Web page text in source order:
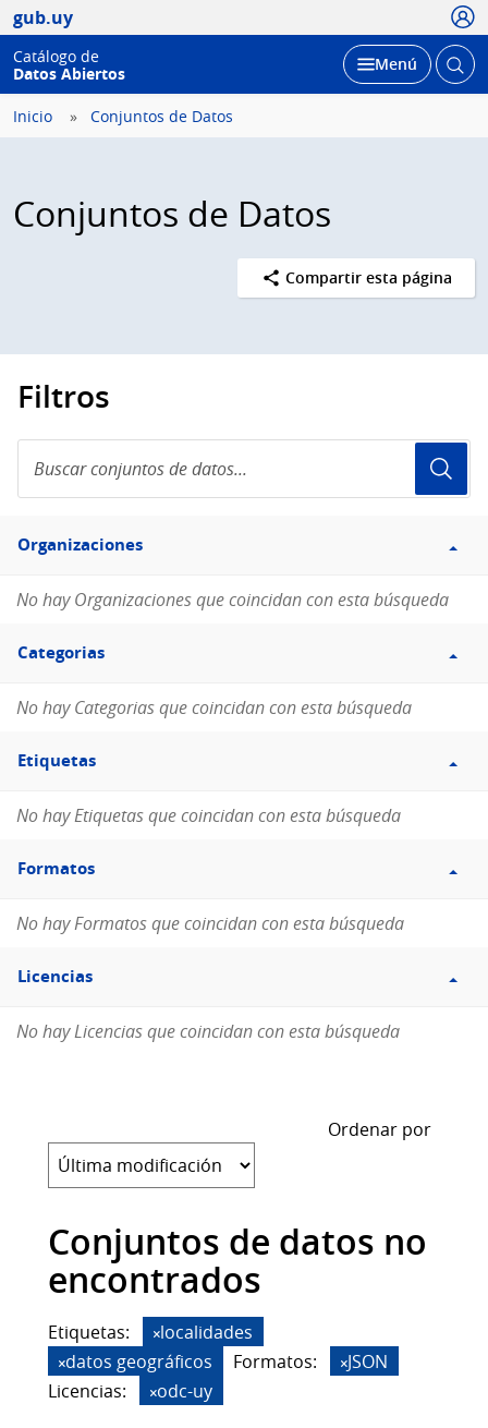
gub.uy
Catálogo de
Datos Abiertos
Desplegar
Menú Abrir
Inicio Conjuntos de Datos
Conjuntos de Datos
Compartir esta página
Filtros
conjuntos
de
Filtro
Organizaciones
Organizaciones
No hay Organizaciones que coincidan con esta búsqueda
Filtro
Categorias
Categorias
No hay Categorias que coincidan con esta búsqueda
Filtro
Etiquetas
Etiquetas
No hay Etiquetas que coincidan con esta búsqueda
Filtro
Formatos
Formatos
No hay Formatos que coincidan con esta búsqueda
Filtro
Licencias
Licencias
No hay Licencias que coincidan con esta búsqueda
Ordenar por
Conjuntos de datos no
encontrados
Etiquetas:
localidades
datos geográficos
Formatos:
JSON
Licencias:
odc-uy